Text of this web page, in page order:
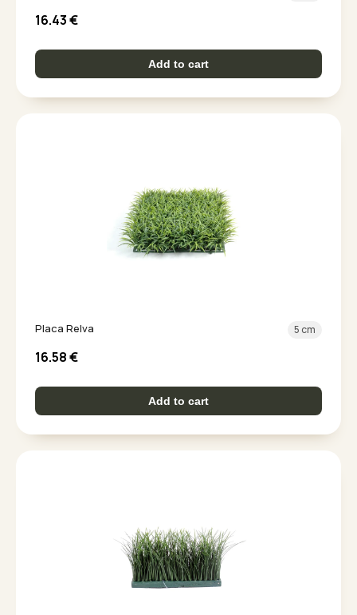
16.43€
Add to cart
Placa Relva 5 cm
16.58€
Add to cart